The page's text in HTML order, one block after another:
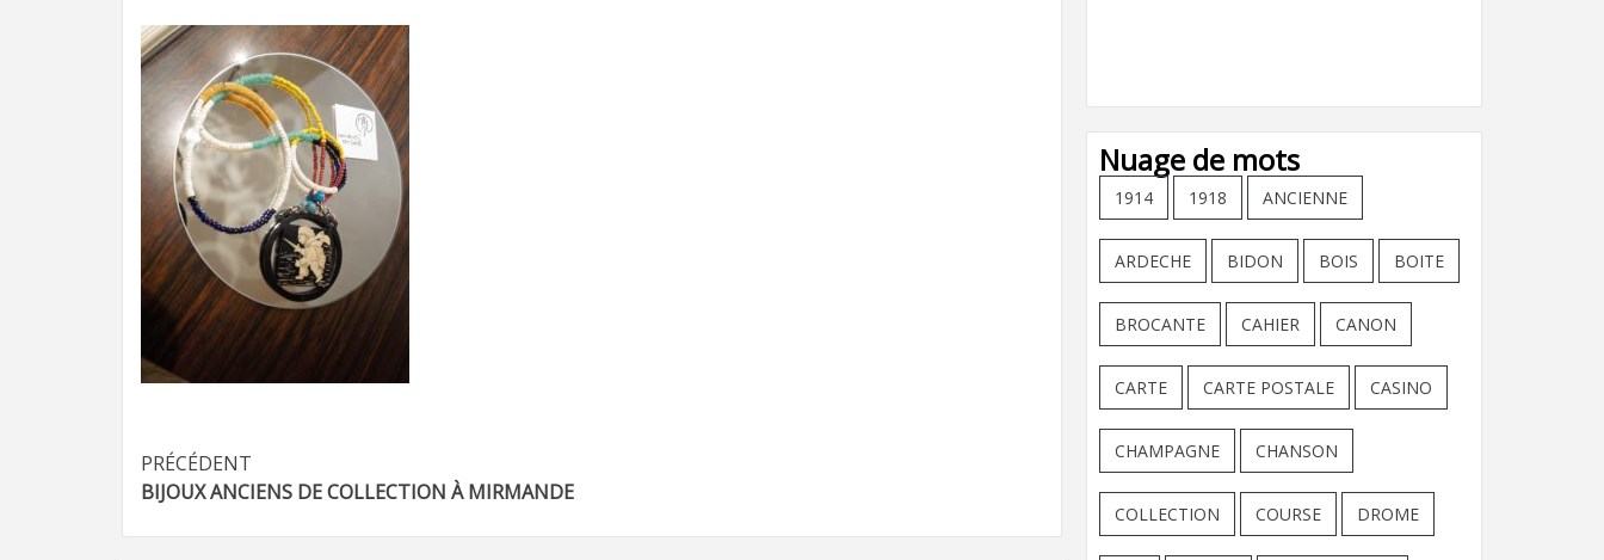
Navigation
d’article
PRÉCÉDENT
BIJOUX ANCIENS DE COLLECTION À MIRMANDE
Nuage de mots
1914 1918 ANCIENNE
ARDECHE BIDON BOIS BOITE
BROCANTE CAHIER CANON
CARTE CARTE POSTALE CASINO
CHAMPAGNE CHANSON
COLLECTION COURSE DROME